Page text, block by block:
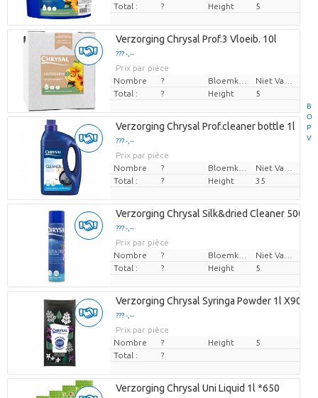
B
O
P
V
Total : ? Height 5
Verzorging Chrysal Prof.3 Vloeib. 10l
??? -,--
Prix par pièce
Nombre
?
Total :
? Height 5
Verzorging Chrysal Prof.cleaner bottle 1l
??? -,--
Prix par pièce
Nombre
?
Total :
? Height 35
Verzorging Chrysal Silk&dried Cleaner 500ml
??? -,--
Prix par pièce
Nombre
?
Total :
? Height 5
Verzorging Chrysal Syringa Powder 1l X900
??? -,--
Prix par pièce
Nombre
? Height
5
Total :
?
Verzorging Chrysal Uni Liquid 1l *650